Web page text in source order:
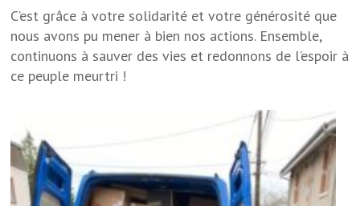
C’est grâce à votre solidarité et votre générosité que
nous avons pu mener à bien nos actions. Ensemble,
continuons à sauver des vies et redonnons de l’espoir à
ce peuple meurtri !